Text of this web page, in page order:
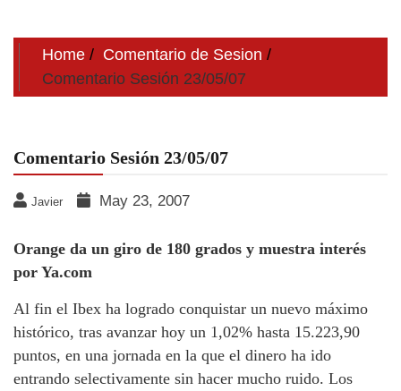
Home
Comentario de Sesion
Comentario Sesión 23/05/07
Comentario Sesión 23/05/07
Javier May 23, 2007
Orange da un giro de 180 grados y muestra interés
por Ya.com
Al fin el Ibex ha logrado conquistar un nuevo máximo
histórico, tras avanzar hoy un 1,02% hasta 15.223,90
puntos, en una jornada en la que el dinero ha ido
entrando selectivamente sin hacer mucho ruido. Los